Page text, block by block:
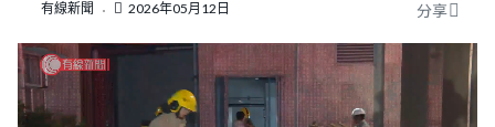
有線新聞 2026年05月12日 分享